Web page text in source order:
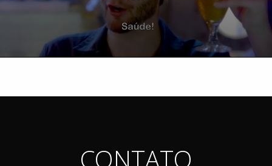
CONTATO